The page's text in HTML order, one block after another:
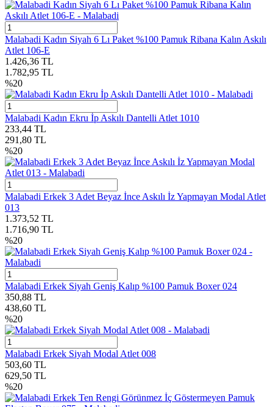
Malabadi Kadın Siyah 6 Lı Paket %100 Pamuk Ribana Kalın Askılı
Atlet 106-E
1.426,36 TL
1.782,95 TL
%20
Malabadi Kadın Ekru İp Askılı Dantelli Atlet 1010
233,44 TL
291,80 TL
%20
Malabadi Erkek 3 Adet Beyaz İnce Askılı İz Yapmayan Modal Atlet
013
1.373,52 TL
1.716,90 TL
%20
Malabadi Erkek Siyah Geniş Kalıp %100 Pamuk Boxer 024
350,88 TL
438,60 TL
%20
Malabadi Erkek Siyah Modal Atlet 008
503,60 TL
629,50 TL
%20